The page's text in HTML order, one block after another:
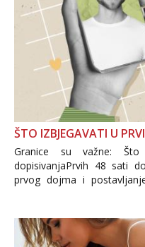
Zara
Čekam tvoj
Tel: 064/677-677
tel:0,93€ -
Anđela
Čekam tvoj
Tel: 064/677-677
tel:0,93€ -
ŠTO IZBJEGAVATI U
Granice su važne:
dopisivanjaPrvih 48 sati
prvog dojma i
Važno je izbjeći
informacija, jer
povjerenje. Takođe...